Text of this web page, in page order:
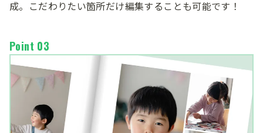
成。​こだわりたい​箇所だけ編集する​ことも​可能です！​
Point 03